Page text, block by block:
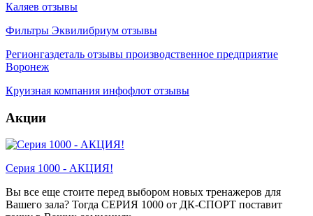
Каляев отзывы
Фильтры Эквилибриум отзывы
Регионгаздеталь отзывы производственное предприятие
Воронеж
Круизная компания инфофлот отзывы
Акции
Серия 1000 - АКЦИЯ!
Вы все еще стоите перед выбором новых тренажеров для
Вашего зала? Тогда СЕРИЯ 1000 от ДК-СПОРТ поставит